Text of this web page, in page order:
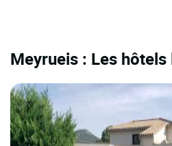
Meyrueis : Les